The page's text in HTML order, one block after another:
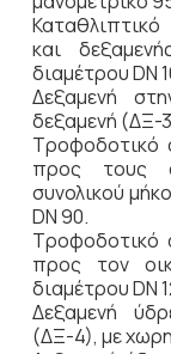
και
διαμέτρου DN
Δεξαμενή
δεξαμενή (ΔΞ-
Τροφοδοτικό
προς τους
συνολικού
DN 90.
Τροφοδοτικό
προς τον
διαμέτρου DN
Δεξαμενή
(ΔΞ-4), με